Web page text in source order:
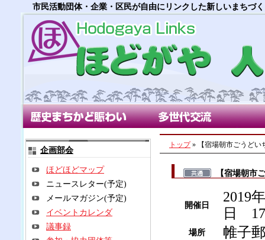
市民活動団体・企業・区民が自由にリンクした新しいまちづ
多世代交流部会 朝市
トップ» 【宿場朝市ごうどい
【宿場朝市
開催日
2019
日
場所 帷子
企画部会
ほどほどマップ
ニュースレター(予定)
メールマガジン(予定)
イベントカレンダ
議事録